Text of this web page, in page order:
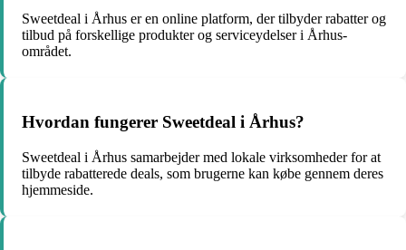
Sweetdeal i Århus er en online platform, der tilbyder rabatter og
tilbud på forskellige produkter og serviceydelser i Århus-
området.
Hvordan fungerer Sweetdeal i Århus?
Sweetdeal i Århus samarbejder med lokale virksomheder for at
tilbyde rabatterede deals, som brugerne kan købe gennem deres
hjemmeside.